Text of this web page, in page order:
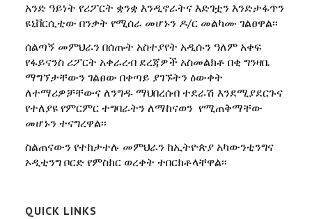
አንድ ዓይነት የሪፖርት ቋንቋ እንዲኖራትና እድገቷን እንድታፋጥን
ዩኒቨርሲቲው በንቃት የሚሰራ መሆኑን ዶ/ር መልካሙ ገልፀዋል፡፡
ሰልጣኝ መምህራን በሰጡት አስተያየት አዲሱን ዓለም አቀፍ
የፋይናንስ ሪፖርት አቀራረብ ደረጃዎች አስመልክቶ በቂ ግንዛቤ
ማግኘታቸውን ገልፀው በቀጣይ ያገኙትን ዕውቀት
ለተማሪዎቻቸውና ለንግዱ ማህበረሰብ ተደራሽ እንደሚያደርጉና
የተለያዩ የምርምር ተግባራትን ለማከናወን የሚጠቅማቸው
መሆኑን ተናግረዋል፡፡
ስልጠናውን የተከታተሉ መምህራን ከኢትዮጵያ አካውንቲንግና
ኦዲቲንግ ቦርድ የምስክር ወረቀት ተበርክቶላቸዋል፡፡
QUICK LINKS